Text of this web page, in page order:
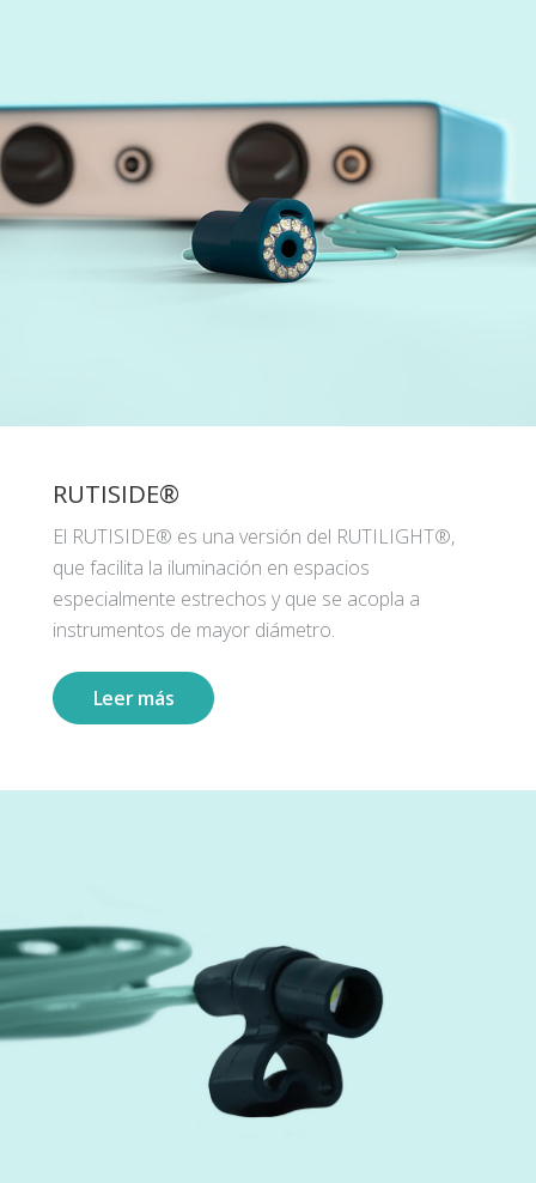
RUTISIDE®
El RUTISIDE® es una versión del RUTILIGHT®,
que facilita la iluminación en espacios
especialmente estrechos y que se acopla a
instrumentos de mayor diámetro.
Leer más